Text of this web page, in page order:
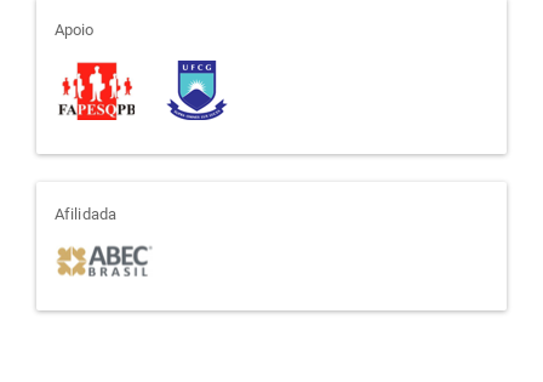
apoio
Apoio
afiliada
Afilidada